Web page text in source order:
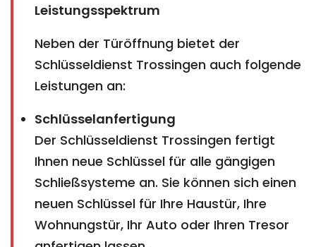
Leistungsspektrum
Neben der Türöffnung bietet der
Schlüsseldienst Trossingen auch folgende
Leistungen an:
Schlüsselanfertigung
Der Schlüsseldienst Trossingen fertigt
Ihnen neue Schlüssel für alle gängigen
Schließsysteme an. Sie können sich einen
neuen Schlüssel für Ihre Haustür, Ihre
Wohnungstür, Ihr Auto oder Ihren Tresor